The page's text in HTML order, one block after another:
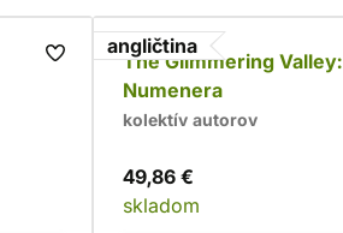
angličtina
The Glimmering Valley:
Numenera
kolektív autorov
49,86 €
skladom